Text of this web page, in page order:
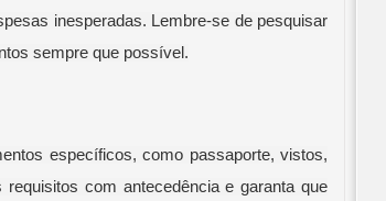
inesperadas. Lembre-se de pesquisar
sempre que possível.
específicos, como passaporte, vistos,
com antecedência e garanta que